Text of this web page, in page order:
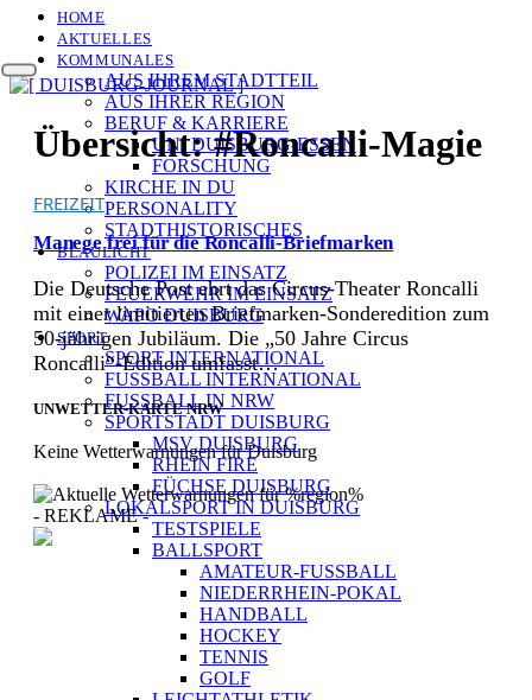
HOME
AKTUELLES
KOMMUNALES
AUS IHREM STADTTEIL
AUS IHRER REGION
BERUF & KARRIERE
UNI DUISBURG-ESSEN
FORSCHUNG
KIRCHE IN DU
PERSONALITY
STADTHISTORISCHES
BLAULICHT
POLIZEI IM EINSATZ
FEUERWEHR IM EINSATZ
WAPO DUISBURG
SPORT
SPORT INTERNATIONAL
FUSSBALL INTERNATIONAL
FUSSBALL IN NRW
SPORTSTADT DUISBURG
MSV DUISBURG
RHEIN FIRE
FÜCHSE DUISBURG
LOKALSPORT IN DUISBURG
TESTSPIELE
BALLSPORT
AMATEUR-FUSSBALL
NIEDERRHEIN-POKAL
HANDBALL
HOCKEY
TENNIS
GOLF
Übersicht:#Roncalli-Magie
FREIZEIT
Manege frei für die Roncalli-Briefmarken
Die Deutsche Post ehrt das Circus-Theater Roncalli
mit einer limitierten Briefmarken-Sonderedition zum
50-jährigen Jubiläum. Die „50 Jahre Circus
Roncalli“-Edition umfasst…
UNWETTER-KARTE NRW
Keine Wetterwarnungen für Duisburg
- REKLAME -
[ DUISBURG - Journal ] -
NEWSLETTER